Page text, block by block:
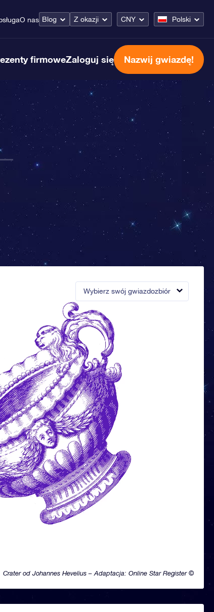
O nas Blog Z okazji CNY Polski
firmoweZaloguj się Nazwij gwiazdę!
Wybierz swój gwiazdozbiór
Crater od Johannes Hevelius – Adaptacja: Online Star Register ©